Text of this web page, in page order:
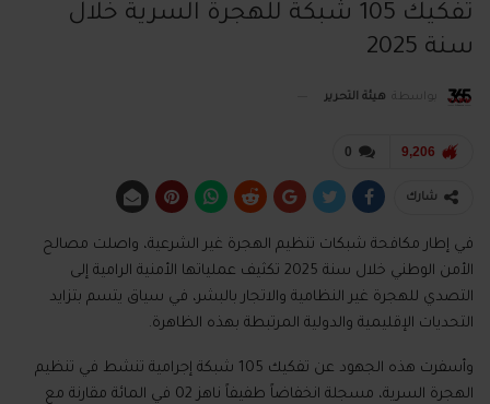
تفكيك 105 شبكة للهجرة السرية خلال
سنة 2025
بواسطة هيئة التحرير
0 9,206
شارك
في إطار مكافحة شبكات تنظيم الهجرة غير الشرعية، واصلت مصالح
الأمن الوطني خلال سنة 2025 تكثيف عملياتها الأمنية الرامية إلى
التصدي للهجرة غير النظامية والاتجار بالبشر، في سياق يتسم بتزايد
التحديات الإقليمية والدولية المرتبطة بهذه الظاهرة.
وأسفرت هذه الجهود عن تفكيك 105 شبكة إجرامية تنشط في تنظيم
الهجرة السرية، مسجلة انخفاضاً طفيفاً ناهز 02 في المائة مقارنة مع